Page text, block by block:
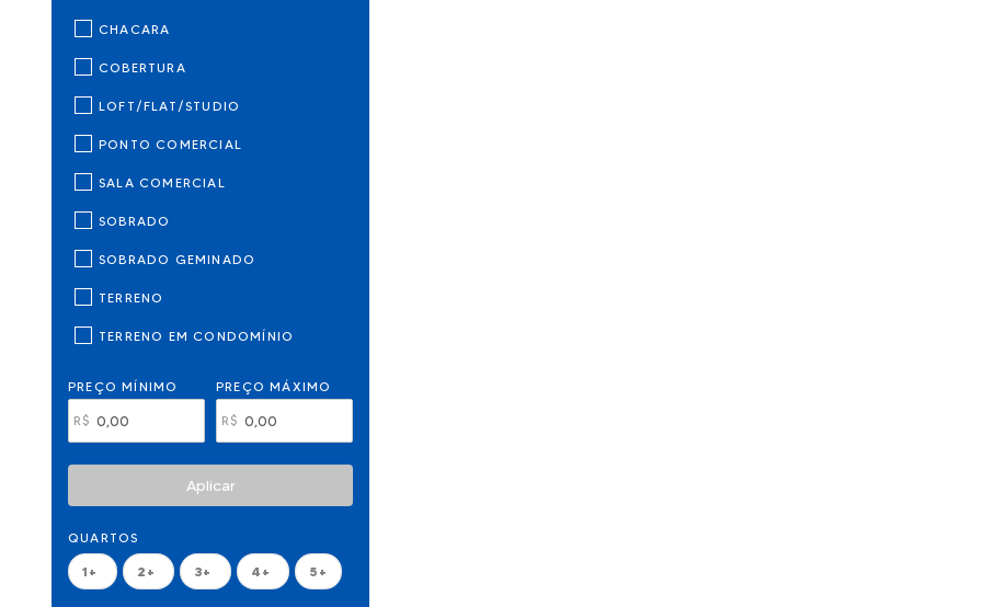
CHACARA
COBERTURA
LOFT/FLAT/STUDIO
PONTO COMERCIAL
SALA COMERCIAL
SOBRADO
SOBRADO GEMINADO
TERRENO
TERRENO EM CONDOMÍNIO
PREÇO MÍNIMO
R$
PREÇO MÁXIMO
R$
Aplicar
QUARTOS
1+ 2+ 3+ 4+ 5+